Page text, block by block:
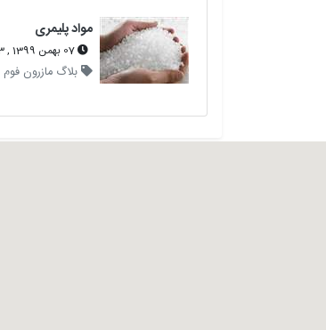
مواد پليمری
07 بهمن 1399 , 04:43
بلاگ مازرون فوم